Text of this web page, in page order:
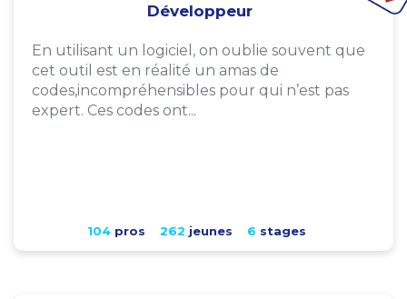
Développeur
En utilisant un logiciel, on oublie souvent que
cet outil est en réalité un amas de
codes,incompréhensibles pour qui n’est pas
expert. Ces codes ont...
104pros 262 jeunes 6 stages